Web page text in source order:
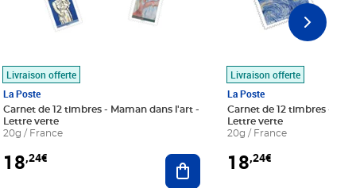
au panier
Livraison offerte
La Poste
Carnet de 12 timbres - Maman dans l'art -
Lettre verte
20g / France
18,24€ Ajouter au panier
Livraison offerte
La Poste
Carnet de 12 timbres - Le
Lettre verte
20g / France
18,24€